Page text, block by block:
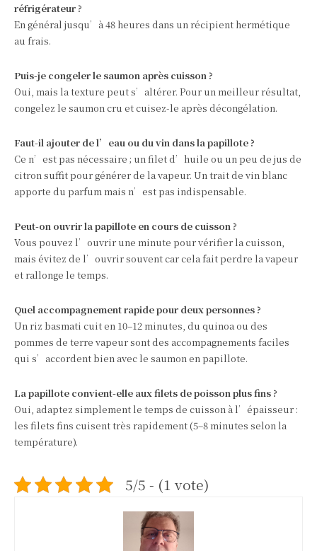
réfrigérateur ?
En général jusqu’à 48 heures dans un récipient hermétique
au frais.
Puis-je congeler le saumon après cuisson ?
Oui, mais la texture peut s’altérer. Pour un meilleur résultat,
congelez le saumon cru et cuisez-le après décongélation.
Faut-il ajouter de l’eau ou du vin dans la papillote ?
Ce n’est pas nécessaire ; un filet d’huile ou un peu de jus de
citron suffit pour générer de la vapeur. Un trait de vin blanc
apporte du parfum mais n’est pas indispensable.
Peut-on ouvrir la papillote en cours de cuisson ?
Vous pouvez l’ouvrir une minute pour vérifier la cuisson,
mais évitez de l’ouvrir souvent car cela fait perdre la vapeur
et rallonge le temps.
Quel accompagnement rapide pour deux personnes ?
Un riz basmati cuit en 10–12 minutes, du quinoa ou des
pommes de terre vapeur sont des accompagnements faciles
qui s’accordent bien avec le saumon en papillote.
La papillote convient-elle aux filets de poisson plus fins ?
Oui, adaptez simplement le temps de cuisson à l’épaisseur :
les filets fins cuisent très rapidement (5–8 minutes selon la
température).
5/5 - (1 vote)